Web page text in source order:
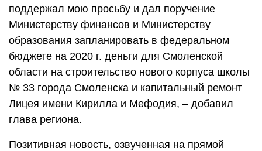
поддержал мою просьбу и дал поручение
Министерству финансов и Министерству
образования запланировать в федеральном
бюджете на 2020 г. деньги для Смоленской
области на строительство нового корпуса школы
№ 33 города Смоленска и капитальный ремонт
Лицея имени Кирилла и Мефодия, – добавил
глава региона.
Позитивная новость, озвученная на прямой